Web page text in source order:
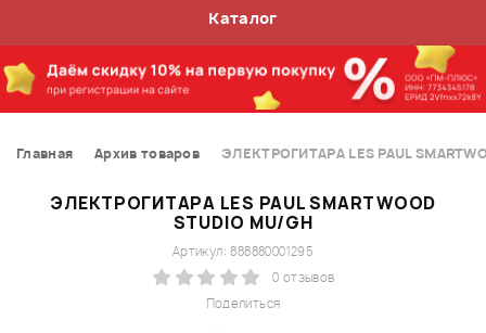
Каталог
Главная Архив товаров ЭЛЕКТРОГИТАРА LES PAUL
ЭЛЕКТРОГИТАРА LES PAUL SMARTWOOD
STUDIO MU/GH
Поделиться
Артикул: 888880001295
0 отзывов